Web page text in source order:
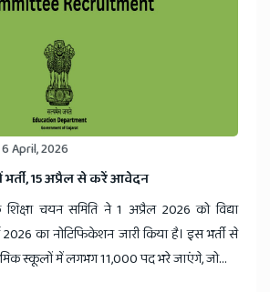
6 April, 2026
भर्ती, 15 अप्रैल से करें आवेदन
शिक्षा चयन समिति ने 1 अप्रैल 2026 को विद्या
का नोटिफिकेशन जारी किया है। इस भर्ती से
स्कूलों में लगभग 11,000 पद भरे जाएंगे, जो...